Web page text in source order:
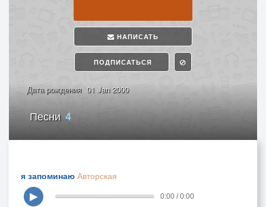
НАПИСАТЬ
ПОДПИСАТЬСЯ
Дата рождения 01 Jan 2000
Песни 4
я запоминаю Авторская
▶
0:00 / 0:00